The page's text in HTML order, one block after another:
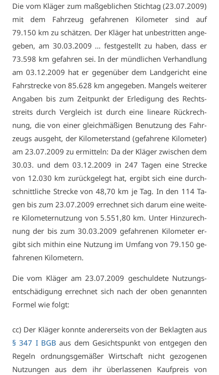
Die vom Klä­ger zum maß­geb­li­chen Stich­tag (23.07.2009)
mit dem Fahr­zeug ge­fah­re­nen Ki­lo­me­ter sind auf
79.150 km zu schät­zen. Der Klä­ger hat un­be­strit­ten an­ge­
ge­ben, am 30.03.2009 … fest­ge­stellt zu ha­ben, dass er
73.598 km ge­fah­ren sei. In der münd­li­chen Ver­hand­lung
am 03.12.2009 hat er ge­gen­über dem Land­ge­richt ei­ne
Fahr­stre­cke von 85.628 km an­ge­ge­ben. Man­gels wei­te­rer
An­ga­ben bis zum Zeit­punkt der Er­le­di­gung des Rechts­
streits durch Ver­gleich ist durch ei­ne li­nea­re Rück­rech­
nung, die von ei­ner gleich­mä­ßi­gen Be­nut­zung des Fahr­
zeugs aus­geht, der Ki­lo­me­ter­stand (ge­fah­re­ne Ki­lo­me­ter)
am 23.07.2009 zu er­mit­teln: Da der Klä­ger zwi­schen dem
30.03. und dem 03.12.2009 in 247 Ta­gen ei­ne Stre­cke
von 12.030 km zu­rück­ge­legt hat, er­gibt sich ei­ne durch­
schnitt­li­che Stre­cke von 48,70 km je Tag. In den 114 Ta­
gen bis zum 23.07.2009 er­rech­net sich dar­um ei­ne wei­te­
re Ki­lo­me­ter­nut­zung von 5.551,80 km. Un­ter Hin­zu­rech­
nung der bis zum 30.03.2009 ge­fah­re­nen Ki­lo­me­ter er­
gibt sich mit­hin ei­ne Nut­zung im Um­fang von 79.150 ge­
fah­re­nen Ki­lo­me­tern.
Die vom Klä­ger am 23.07.2009 ge­schul­de­te Nut­zungs­
ent­schä­di­gung er­rech­net sich nach der oben ge­nann­ten
For­mel wie folgt:
cc) Der Klä­ger konn­te an­de­rer­seits von der Be­klag­ten aus
§ 347 I BGB aus dem Ge­sichts­punkt von ent­ge­gen den
Re­geln ord­nungs­ge­mä­ßer Wirt­schaft nicht ge­zo­ge­nen
Nut­zun­gen aus dem ihr über­las­se­nen Kauf­preis von